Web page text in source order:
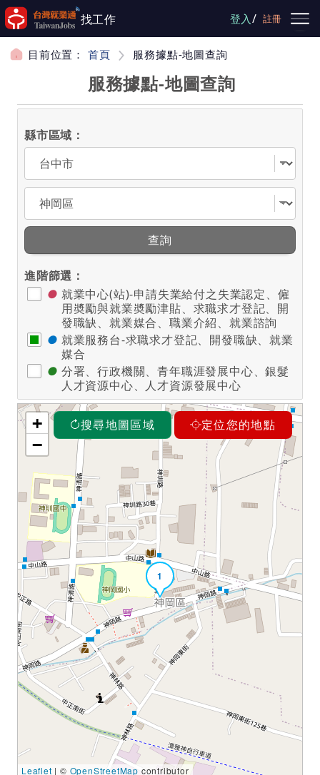
跳到主要內容
找工作 登入/ 註冊
目前位置： 首頁 服務據點-地圖查詢
服務據點-地圖查詢
縣市區域：
選擇縣市
選擇區域
查詢
進階篩選：
● 就業中心(站)-申請失業給付之失業認定、僱
用奬勵與就業奬勵津貼、求職求才登記、開
發職缺、就業媒合、職業介紹、就業諮詢
● 就業服務台-求職求才登記、開發職缺、就業
媒合
● 分署、行政機關、青年職涯發展中心、銀髮
人才資源中心、人才資源發展中心
搜尋地圖區域 定位您的地點
1
+
−
Leaflet | © OpenStreetMap contributor